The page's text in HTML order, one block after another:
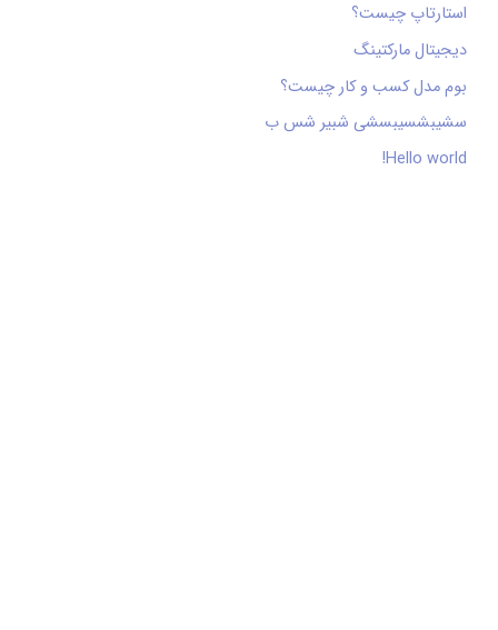
استارتاپ چیست؟
دیجیتال مارکتینگ
بوم مدل کسب و کار چیست؟
سشیبشسیبسشی شبیر شس ب
Hello world!